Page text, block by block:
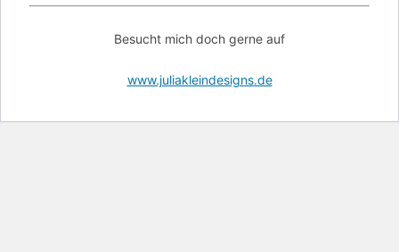
Besucht mich doch gerne auf
www.juliakleindesigns.de